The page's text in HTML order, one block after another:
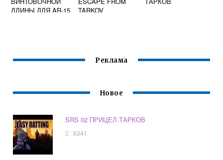
ДЛИНЫ ДЛЯ AR-15
TARKOV
Реклама
Новое
SRS 02 ПРИЦЕЛ ТАРКОВ
6341